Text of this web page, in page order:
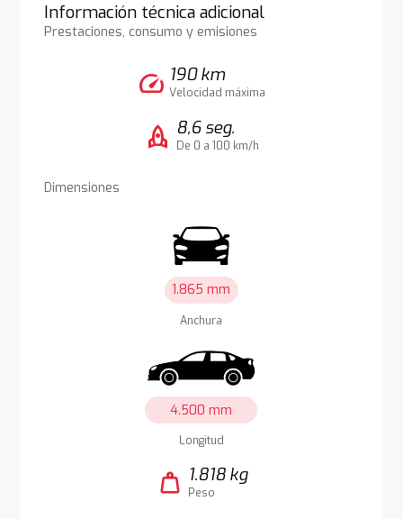
Información técnica adicional
Prestaciones, consumo y emisiones
speed 190 km
Velocidad máxima
rocket 8,6 seg.
De 0 a 100 km/h
Dimensiones
1.865 mm
Anchura
4.500 mm
Longitud
weight 1.818 kg
Peso